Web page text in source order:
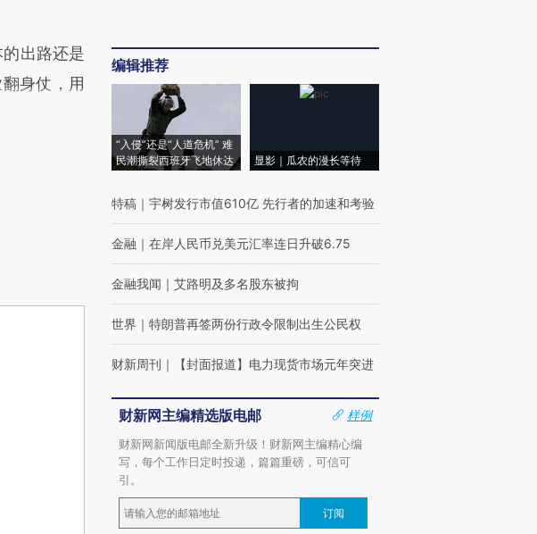
出路还是
身仗，用
编辑推荐
“入侵”还是“人道危机” 难
民潮撕裂西班牙飞地休达
显影｜瓜农的漫长等待
特稿 ｜ 宇树发行市值610亿 先行者的加速和考验
金融 ｜ 在岸人民币兑美元汇率连日升破6.75
金融我闻 ｜ 艾路明及多名股东被拘
世界 ｜ 特朗普再签两份行政令限制出生公民权
财新周刊 ｜ 【封面报道】电力现货市场元年突进
财新网主编精选版电邮
样例
财新网新闻版电邮全新升级！财新网主编精心编
写，每个工作日定时投递，篇篇重磅，可信可
引。
订阅